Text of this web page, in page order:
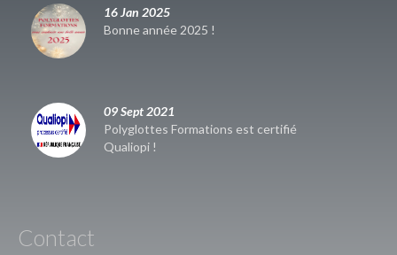
16 Jan 2025
Bonne année 2025 !
09 Sept 2021
Polyglottes Formations est certifié
Qualiopi !
Contact